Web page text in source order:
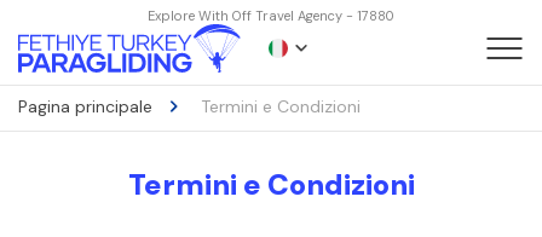
Explore With Off Travel Agency - 17880
Pagina principale Termini e Condizioni
Termini e Condizioni